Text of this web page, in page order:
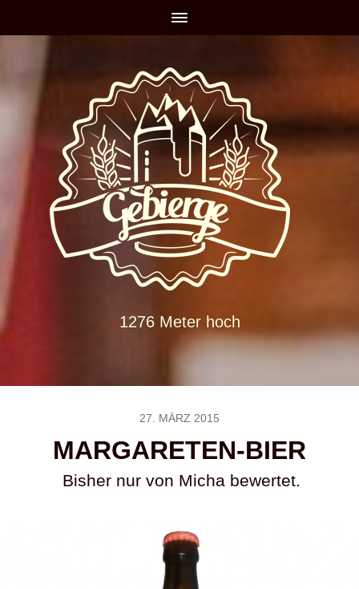
1276 Meter hoch
27. MÄRZ 2015
MARGARETEN-BIER
Bisher nur von Micha bewertet.